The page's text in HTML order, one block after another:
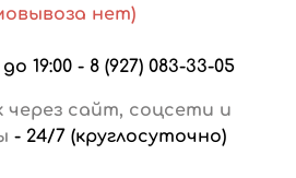
нет)
до 19:00 - 8 (927) 083-33-05
через сайт, соцсети и
- 24/7 (круглосуточно)